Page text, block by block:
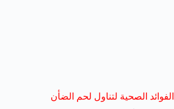
الفوائد الصحية لتناول لحم الضأن